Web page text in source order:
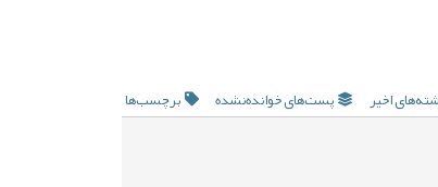
اخیر پست‌های خوانده‌نشده برچسب‌ها